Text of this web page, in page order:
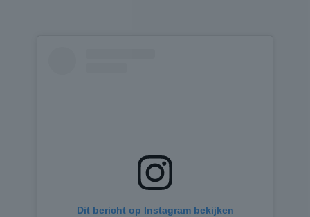
Dit bericht op Instagram bekijken